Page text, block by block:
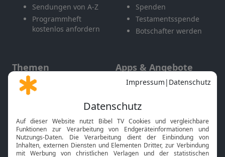
Sendungen von A-Z
Programmheft
kostenlos anfordern
Spenden
Testamentsspende
Botschafter werden
Themen
Gott und Bibel erklärt
Neuigkeiten
Apps & Angebote
Mobile App
Smart TV
HbbTV
Bibelthek Online-Bibel